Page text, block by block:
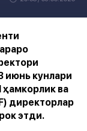
июнь кунлари
ва
директорлар
этди.